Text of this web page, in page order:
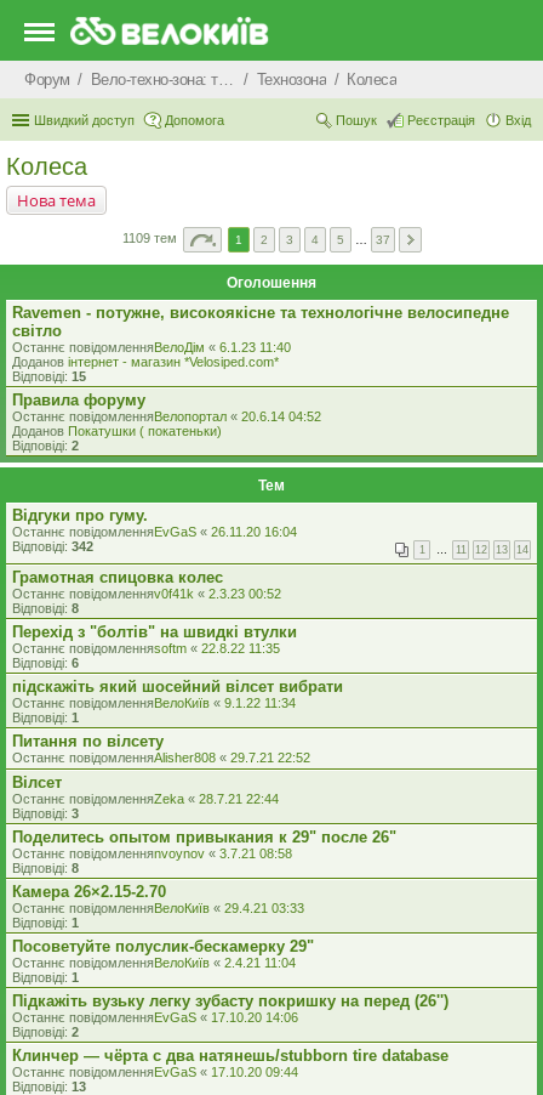
Форум Вело-техно-зона: технічні питання та консультації Технозона Колеса
Швидкий доступ Допомога Вхід
Реєстрація
Пошук
Колеса
Нова тема
1109 тем 1 2 3 4 5 37
Оголошення
Ravemen - потужне, високоякісне та технологічне велосипедне
світло
Останнє повідомленняВелоДім « 6.1.23 11:40
Доданов iнтернет - магазин *Velosiped.com*
Відповіді: 15
Правила форуму
Останнє повідомленняВелопортал « 20.6.14 04:52
Доданов Покатушки ( покатеньки)
Відповіді: 2
Тем
Відгуки про гуму.
Останнє повідомленняEvGaS « 26.11.20 16:04
Відповіді: 342 1 … 11 12 13 14
Грамотная спицовка колес
Останнє повідомленняv0f41k « 2.3.23 00:52
Відповіді: 8
Перехід з "болтів" на швидкі втулки
Останнє повідомленняsoftm « 22.8.22 11:35
Відповіді: 6
підскажіть який шосейний вілсет вибрати
Останнє повідомленняВелоКиїв « 9.1.22 11:34
Відповіді: 1
Питання по вілсету
Останнє повідомленняAlisher808 « 29.7.21 22:52
Вілсет
Останнє повідомленняZeka « 28.7.21 22:44
Відповіді: 3
Поделитесь опытом привыкания к 29" после 26"
Останнє повідомленняnvoynov « 3.7.21 08:58
Відповіді: 8
Камера 26×2.15-2.70
Останнє повідомленняВелоКиїв « 29.4.21 03:33
Відповіді: 1
Посоветуйте полуслик-бескамерку 29"
Останнє повідомленняВелоКиїв « 2.4.21 11:04
Відповіді: 1
Підкажіть вузьку легку зубасту покришку на перед (26'')
Останнє повідомленняEvGaS « 17.10.20 14:06
Відповіді: 2
Клинчер — чёрта с два натянешь/stubborn tire database
Останнє повідомленняEvGaS « 17.10.20 09:44
Відповіді: 13